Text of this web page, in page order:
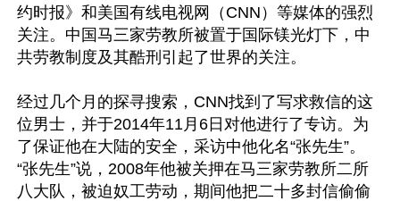
约时报》和美国有线电视网（CNN）等媒体的强烈
关注。中国马三家劳教所被置于国际镁光灯下，中
共劳教制度及其酷刑引起了世界的关注。
经过几个月的探寻搜索，CNN找到了写求救信的这
位男士，并于2014年11月6日对他进行了专访。为
了保证他在大陆的安全，采访中他化名“张先生”。
“张先生”说，2008年他被关押在马三家劳教所二所
八大队，被迫奴工劳动，期间他把二十多封信偷偷